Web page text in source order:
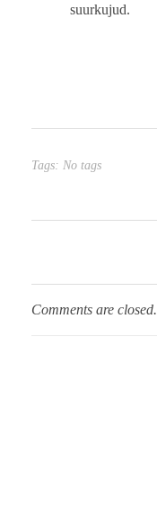
suurkujud.
Tags: No tags
Comments are closed.